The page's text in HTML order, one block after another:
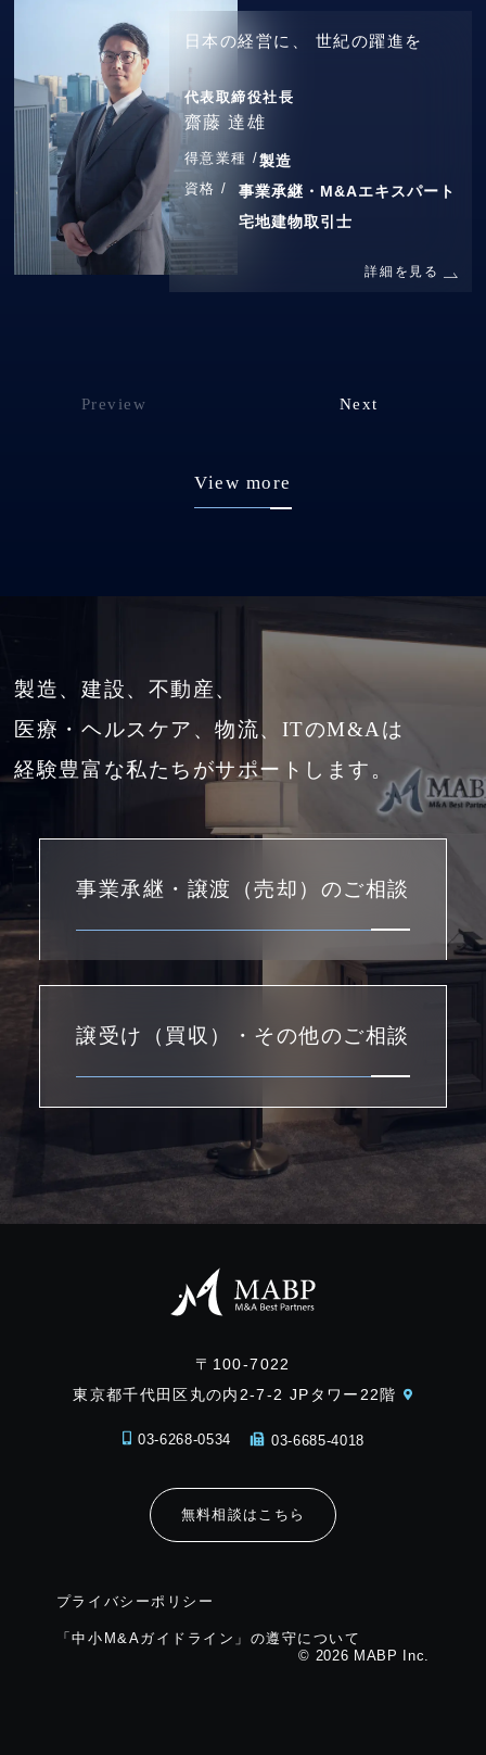
日本の経営に、 世紀の躍進を
代表取締役社長
齋藤 達雄
得意業種 /製造
資格 /
事業承継・M&Aエキスパート
宅地建物取引士
詳細を見る
Preview Next
View more
製造、建設、不動産、
医療・ヘルスケア、物流、ITのM&Aは
経験豊富な私たちがサポートします。
事業承継・譲渡（売却）のご相談
譲受け（買収）・その他のご相談
〒100-7022
東京都千代田区丸の内2-7-2 JPタワー22階
03-6268-0534 03-6685-4018
無料相談はこちら
プライバシーポリシー
「中小M&Aガイドライン」の遵守について
© 2026 MABP Inc.